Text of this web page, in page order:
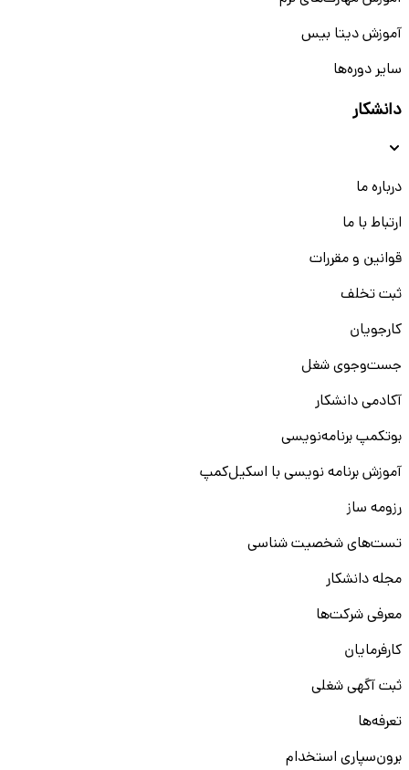
آموزش دیتا بیس
سایر دوره‌ها
دانشکار
درباره ما
ارتباط با ما
قوانین و مقررات
ثبت تخلف
کارجویان
جست‌و‌جوی شغل
آکادمی دانشکار
بوتکمپ برنامه‌نویسی
آموزش برنامه نویسی با اسکیل‌کمپ
رزومه ساز
تست‌های شخصیت شناسی
مجله دانشکار
معرفی شرکت‌ها
کارفرمایان
ثبت آگهی شغلی
تعرفه‌ها
برون‌سپاری استخدام